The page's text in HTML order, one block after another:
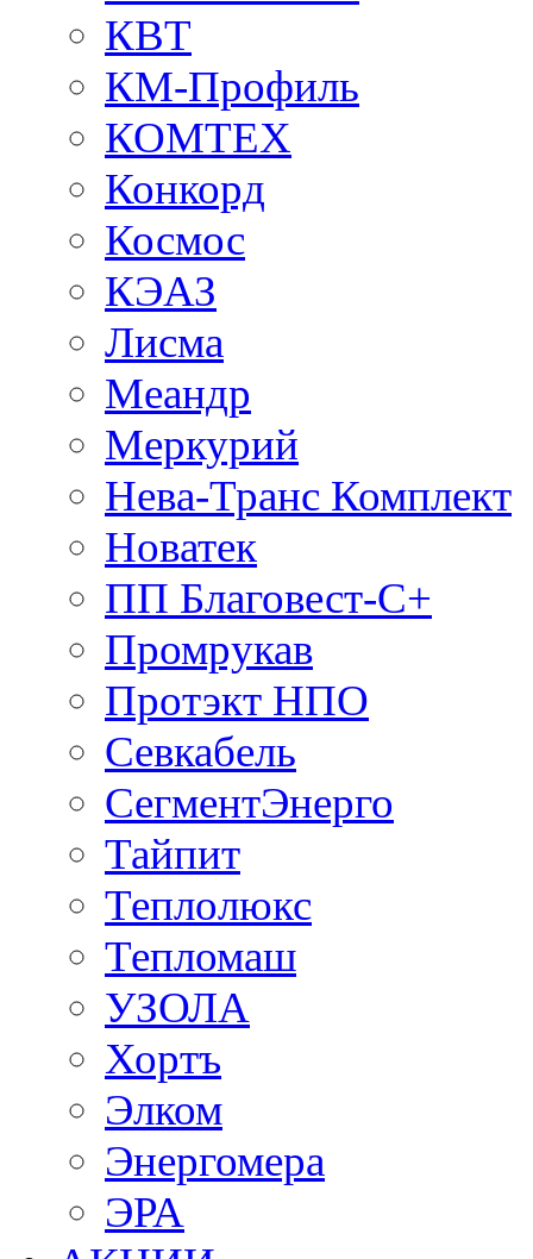
КВТ
КМ-Профиль
КОМТЕХ
Конкорд
Космос
КЭАЗ
Лисма
Меандр
Меркурий
Нева-Транс Комплект
Новатек
ПП Благовест-С+
Промрукав
Протэкт НПО
Севкабель
СегментЭнерго
Тайпит
Теплолюкс
Тепломаш
УЗОЛА
Хортъ
Элком
Энергомера
ЭРА